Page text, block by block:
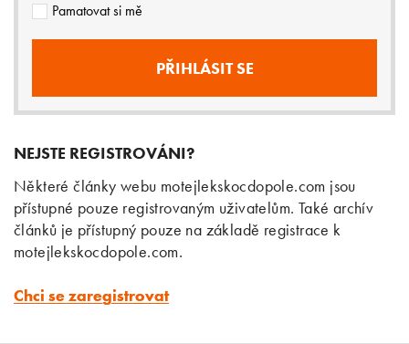
Pamatovat si mě
NEJSTE REGISTROVÁNI?
Některé články webu motejlekskocdopole.com jsou
přístupné pouze registrovaným uživatelům. Také archív
článků je přístupný pouze na základě registrace k
motejlekskocdopole.com.
Chci se zaregistrovat